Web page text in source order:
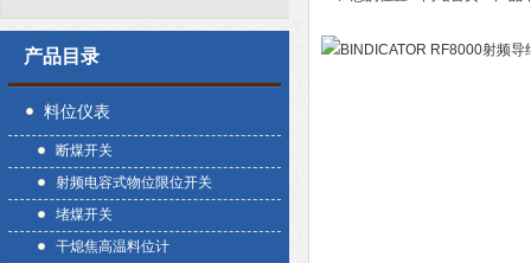
产品目录
料位仪表
断煤开关
射频电容式物位限位开关
堵煤开关
干熄焦高温料位计